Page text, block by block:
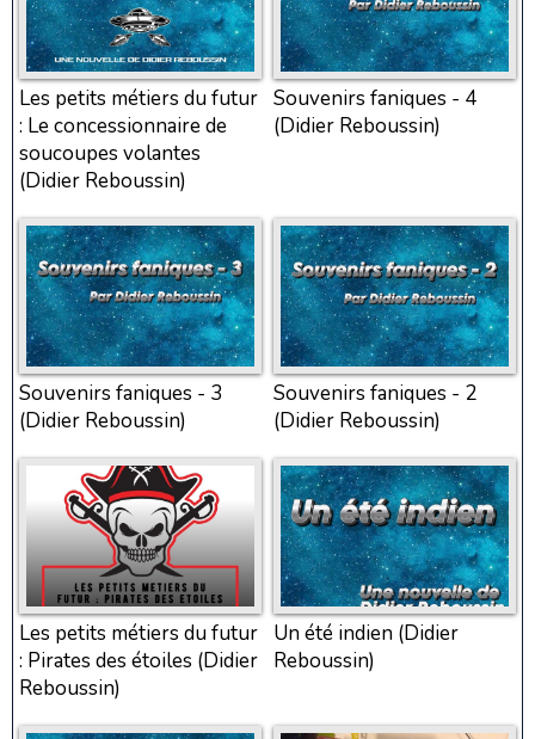
Les petits métiers du futur
: Le concessionnaire de
soucoupes volantes
(Didier Reboussin)
Souvenirs faniques - 4
(Didier Reboussin)
Souvenirs faniques - 3
(Didier Reboussin)
Souvenirs faniques - 2
(Didier Reboussin)
Les petits métiers du futur
: Pirates des étoiles (Didier
Reboussin)
Un été indien (Didier
Reboussin)